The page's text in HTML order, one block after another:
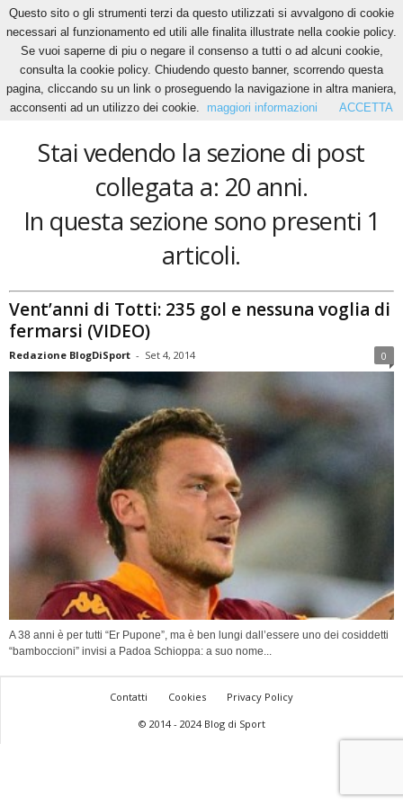
Home Tags 20 anni
20 anni
Stai vedendo la sezione di post
collegata a: 20 anni.
In questa sezione sono presenti 1
articoli.
Vent’anni di Totti: 235 gol e nessuna voglia di
fermarsi (VIDEO)
Redazione BlogDiSport - Set 4, 2014 0
A 38 anni è per tutti “Er Pupone”, ma è ben lungi dall’essere uno dei cosiddetti
“bamboccioni” invisi a Padoa Schioppa: a suo nome...
Contatti Cookies
Privacy Policy
© 2014 - 2024 Blog di Sport
Questo sito o gli strumenti terzi da questo utilizzati si avvalgono di cookie
necessari al funzionamento ed utili alle finalita illustrate nella cookie policy.
Se vuoi saperne di piu o negare il consenso a tutti o ad alcuni cookie,
consulta la cookie policy. Chiudendo questo banner, scorrendo questa
pagina, cliccando su un link o proseguendo la navigazione in altra maniera,
acconsenti ad un utilizzo dei cookie.
maggiori informazioni ACCETTA